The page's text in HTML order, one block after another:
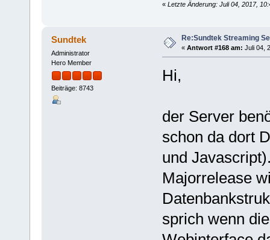
« Letzte Änderung: Juli 04, 2017,
Sundtek
Administrator
Hero Member
Beiträge: 8743
Re:Sundtek Streaming
« Antwort #168 am: Juli 04,
Hi,
der Server
schon da dort
und
Majorrelease
sprich wenn